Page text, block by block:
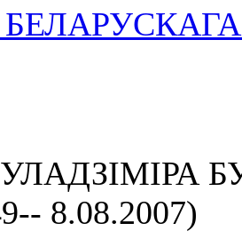
8.08.2007)